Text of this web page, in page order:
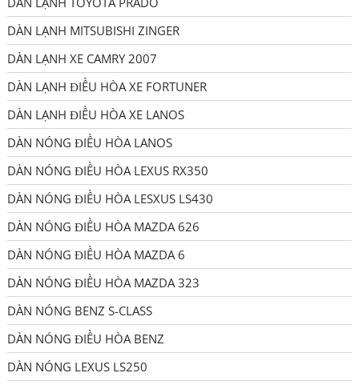
DÀN LẠNH MITSUBISHI ZINGER
DÀN LẠNH XE CAMRY 2007
DÀN LẠNH ĐIỀU HÒA XE FORTUNER
DÀN LẠNH ĐIỀU HÒA XE LANOS
DÀN NÓNG ĐIỀU HÒA LANOS
DÀN NÓNG ĐIỀU HÒA LEXUS RX350
DÀN NÓNG ĐIỀU HÒA LESXUS LS430
DÀN NÓNG ĐIỀU HÒA MAZDA 626
DÀN NÓNG ĐIỀU HÒA MAZDA 6
DÀN NÓNG ĐIỀU HÒA MAZDA 323
DÀN NÓNG BENZ S-CLASS
DÀN NÓNG ĐIỀU HÒA BENZ
DÀN NÓNG LEXUS LS250